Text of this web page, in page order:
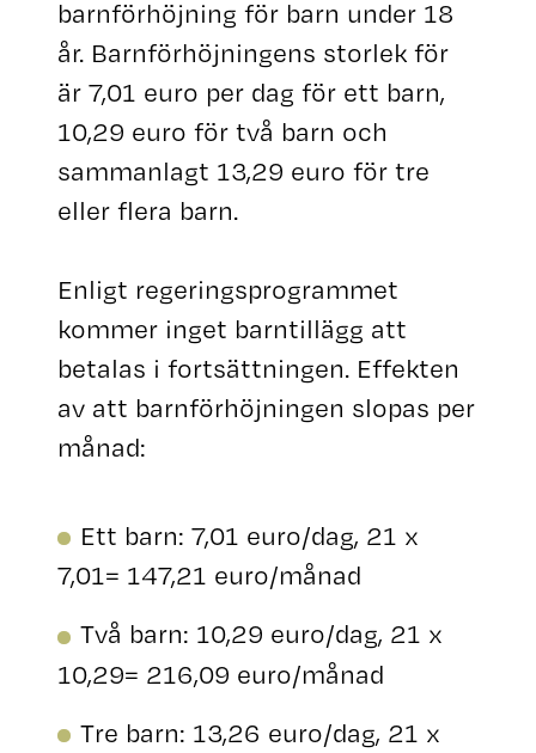
barnförhöjning för barn under 18
år. Barnförhöjningens storlek för
är 7,01 euro per dag för ett barn,
10,29 euro för två barn och
sammanlagt 13,29 euro för tre
eller flera barn.
Enligt regeringsprogrammet
kommer inget barntillägg att
betalas i fortsättningen. Effekten
av att barnförhöjningen slopas per
månad:
Ett barn: 7,01 euro/dag, 21 x
7,01= 147,21 euro/månad
Två barn: 10,29 euro/dag, 21 x
10,29= 216,09 euro/månad
Tre barn: 13,26 euro/dag, 21 x